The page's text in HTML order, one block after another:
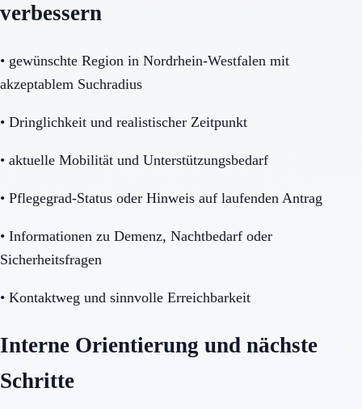
verbessern
• gewünschte Region in Nordrhein-Westfalen mit
akzeptablem Suchradius
• Dringlichkeit und realistischer Zeitpunkt
• aktuelle Mobilität und Unterstützungsbedarf
• Pflegegrad-Status oder Hinweis auf laufenden Antrag
• Informationen zu Demenz, Nachtbedarf oder
Sicherheitsfragen
• Kontaktweg und sinnvolle Erreichbarkeit
Interne Orientierung und nächste
Schritte